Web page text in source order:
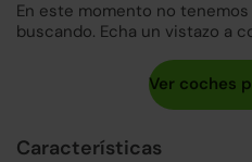
En este momento no
buscando. Echa un vistazo a
Características